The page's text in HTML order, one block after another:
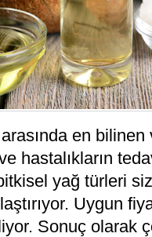
en bilinen
hastalıkların
yağ türleri
Uygun
Sonuç olarak